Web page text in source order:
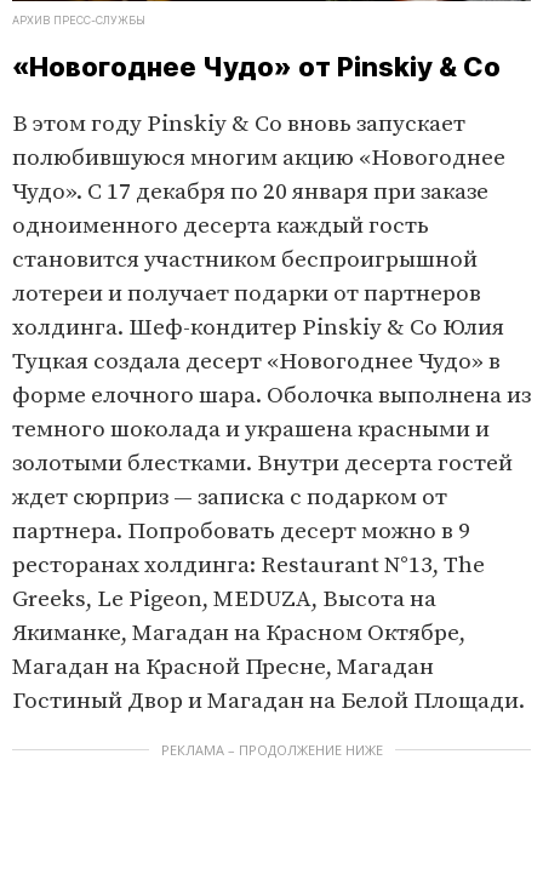
АРХИВ ПРЕСС-СЛУЖБЫ
«Новогоднее Чудо» от Pinskiy & Co
В этом году Pinskiy & Co вновь запускает
полюбившуюся многим акцию «Новогоднее
Чудо». С 17 декабря по 20 января при заказе
одноименного десерта каждый гость
становится участником беспроигрышной
лотереи и получает подарки от партнеров
холдинга. Шеф-кондитер Pinskiy & Co Юлия
Туцкая создала десерт «Новогоднее Чудо» в
форме елочного шара. Оболочка выполнена из
темного шоколада и украшена красными и
золотыми блестками. Внутри десерта гостей
ждет сюрприз — записка с подарком от
партнера. Попробовать десерт можно в 9
ресторанах холдинга: Restaurant N°13, The
Greeks, Le Pigeon, MEDUZA, Высота на
Якиманке, Магадан на Красном Октябре,
Магадан на Красной Пресне, Магадан
Гостиный Двор и Магадан на Белой Площади.
РЕКЛАМА – ПРОДОЛЖЕНИЕ НИЖЕ